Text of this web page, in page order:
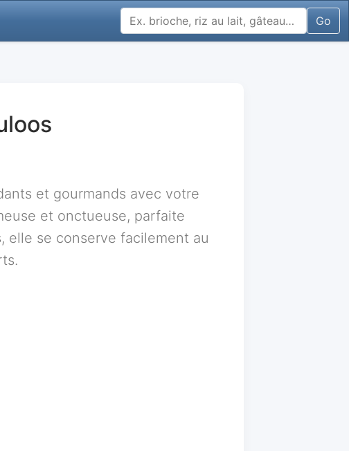
Go
et gourmands avec votre
et onctueuse, parfaite
elle se conserve facilement au